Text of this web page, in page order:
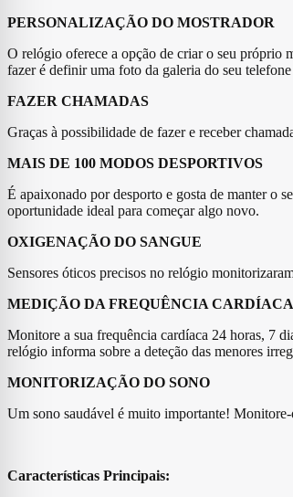
PERSONALIZAÇÃO DO MOSTRADOR
O relógio oferece a opção de criar o seu próprio
fazer é definir uma foto da galeria do seu
FAZER CHAMADAS
Graças à possibilidade de fazer e receber
MAIS DE 100 MODOS DESPORTIVOS
É apaixonado por desporto e gosta de manter o
oportunidade ideal para começar algo novo.
OXIGENAÇÃO DO SANGUE
Sensores óticos precisos no relógio
MEDIÇÃO DA FREQUÊNCIA CARDÍACA
Monitore a sua frequência cardíaca 24 horas, 7
relógio informa sobre a deteção das menores
MONITORIZAÇÃO DO SONO
Um sono saudável é muito importante!
Características Principais: